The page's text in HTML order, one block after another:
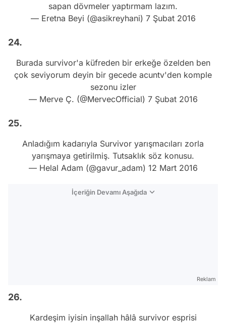
sapan dövmeler yaptırmam lazım.
— Eretna Beyi (@asikreyhani) 7 Şubat 2016
24.
Burada survivor'a küfreden bir erkeğe özelden ben
çok seviyorum deyin bir gecede acuntv'den komple
sezonu izler
— Merve Ç. (@MervecOfficial) 7 Şubat 2016
25.
Anladığım kadarıyla Survivor yarışmacıları zorla
yarışmaya getirilmiş. Tutsaklık söz konusu.
— Helal Adam (@gavur_adam) 12 Mart 2016
İçeriğin Devamı Aşağıda
Reklam
26.
Kardeşim iyisin inşallah hâlâ survivor esprisi